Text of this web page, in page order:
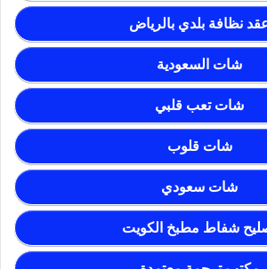
نظافة بلدي بالرياض
شات السعودية
شات تعب قلبي
شات قلوب
شات سعودي
شفاط مطبخ الكويت